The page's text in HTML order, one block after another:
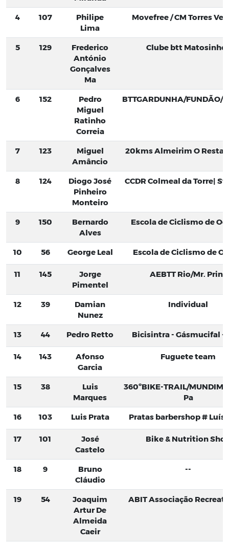
4 107
Philipe
Lima
Movefree / CM Torres
5 129
Frederico
António
Gonçalves
Ma
Clube btt
6 152
Pedro
Miguel
Ratinho
Correia
BTTGARDUNHA/FUNDÃO/
7 123
Miguel
Amâncio
20kms Almeirim O
8 124
Diogo José
Pinheiro
Monteiro
CCDR Colmeal da Torre|
9 150
Bernardo
Alves
Escola de Ciclismo de
10 56 George Leal Escola de Ciclismo de
11 145
Jorge
Pimentel
AEBTT Rio/Mr. Print
12 39
Damian
Nunez
Individual
13 44 Pedro Retto Bicisintra - Gásmucifal -
14 143
Afonso
Garcia
Fuguete team
15 38
Luis
Marques
360ºBIKE-TRAIL/
Pa
16
103 Luis Prata Pratas barbershop # Luís
17 101
José
Castelo
Bike & Nutrition
18 9
Bruno
Cláudio
--
19 54
Joaquim
Artur De
Almeida
Caeir
ABIT Associação